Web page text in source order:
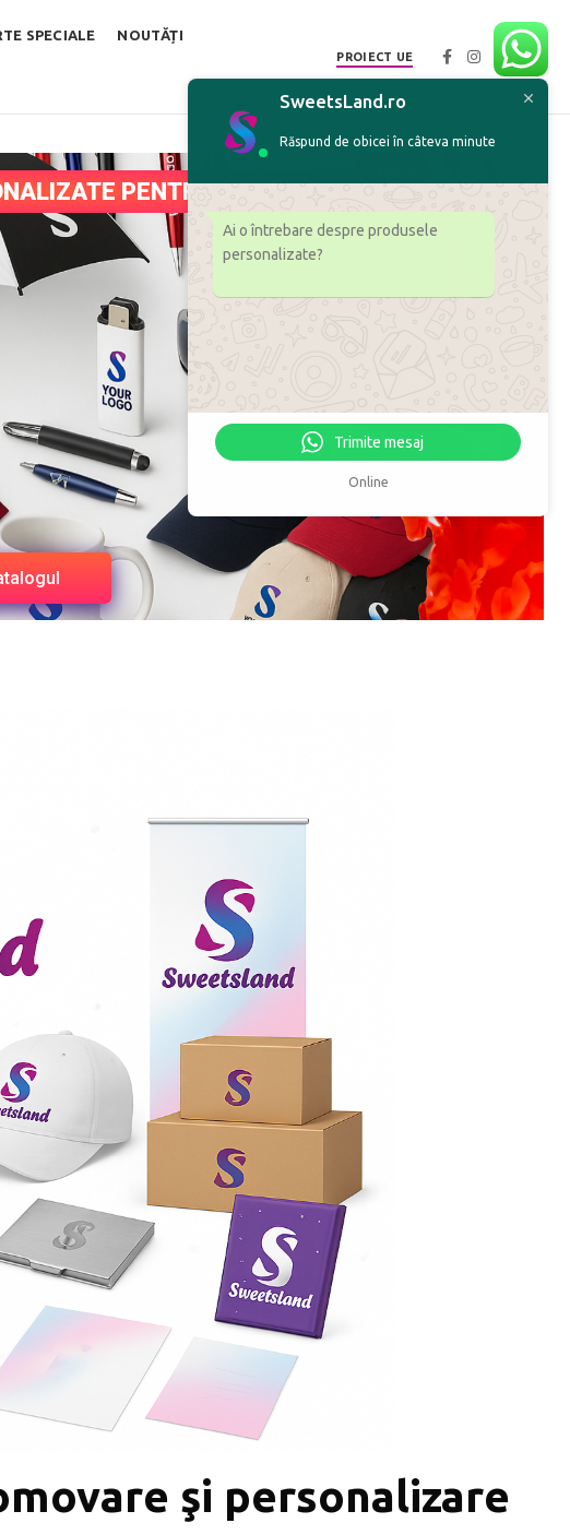
SPECIALE NOUTĂȚI
PROIECT UE
PENTRU AFACEREA TA
şi personalizare
SweetsLand.ro
Răspund de obicei în câteva minute
Ai o întrebare despre produsele
personalizate?
Trimite mesaj
Online